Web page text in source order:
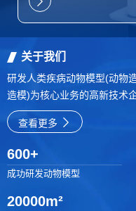
关于我们
研发人类疾病动物模型(动物
造模)为核心业务的高新技术
查看更多
600+
成功研发动物模型
20000m²